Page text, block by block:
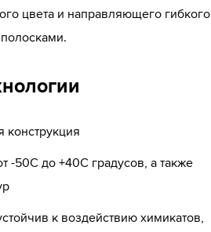
цвета и направляющего гибкого
конструкция
-50С до +40С градусов, а также
к воздействию химикатов,